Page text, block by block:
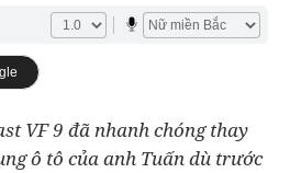
VF 9 đã nhanh chóng thay
ô tô của anh Tuấn dù trước